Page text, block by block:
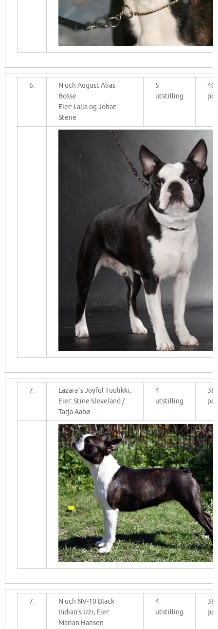
6.
N uch August Alias
Bosse
Eier: Laila og Johan
Stene
5
utstilling
40
7.
Lazara`s Joyful Tuulikki,
Eier: Stine Sleveland /
Tarja Aabø
4
utstilling
38
7.
N uch NV-10 Black
Indian’s Uzi, Eier:
Marian Hansen
4
utstilling
38